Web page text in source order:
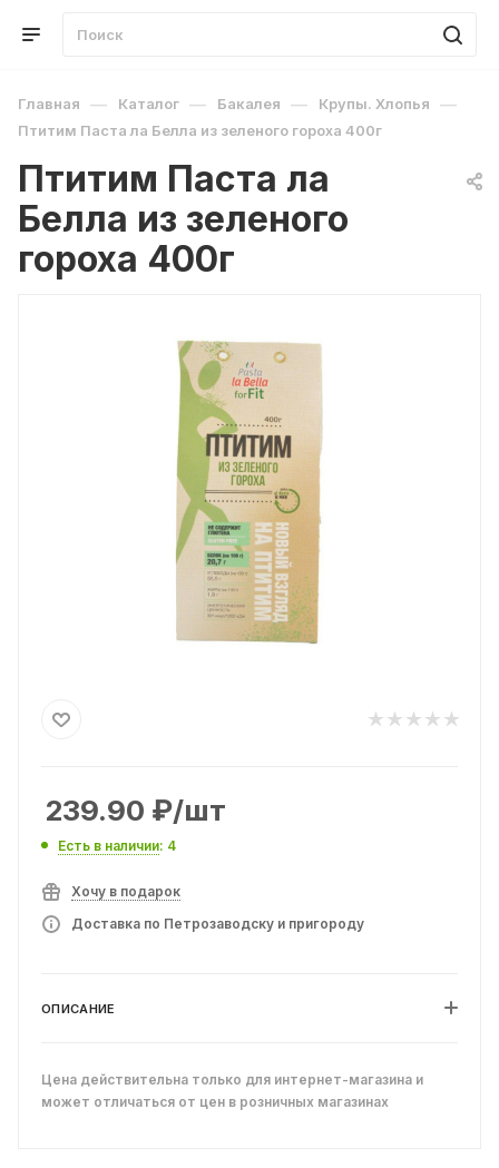
Главная — Каталог — Бакалея — Крупы. Хлопья —
Птитим Паста ла Белла из зеленого гороха 400г
Птитим Паста ла
Белла из зеленого
гороха 400г
239.90 ₽/шт
Есть в наличии: 4
Хочу в подарок
Доставка по Петрозаводску и пригороду
ОПИСАНИЕ
Цена действительна только для интернет-магазина и
может отличаться от цен в розничных магазинах